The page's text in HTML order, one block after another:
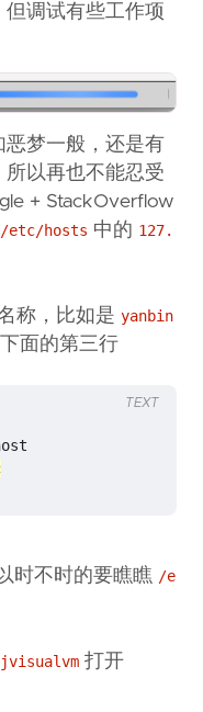
调试有些工作项
恶梦一般，还是有
所以再也不能忍受
+ StackOverflow
/etc/hosts 中的 127.
称，比如是 yanbin
面的第三行
TEXT
时不时的要瞧瞧 /e
jvisualvm 打开